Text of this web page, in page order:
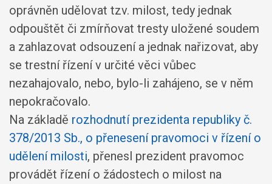
oprávněn udělovat tzv. milost, tedy jednak
odpouštět či zmírňovat tresty uložené soudem
a zahlazovat odsouzení a jednak nařizovat, aby
se trestní řízení v určité věci vůbec
nezahajovalo, nebo, bylo-li zahájeno, se v něm
nepokračovalo.
Na základě rozhodnutí prezidenta republiky č.
378/2013 Sb., o přenesení pravomoci v řízení o
udělení milosti, přenesl prezident pravomoc
provádět řízení o žádostech o milost na